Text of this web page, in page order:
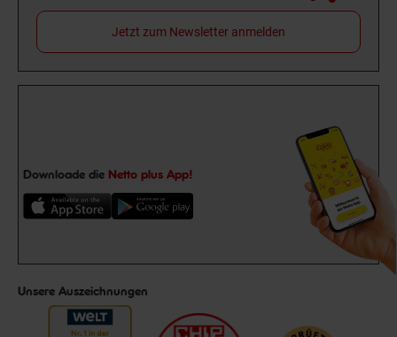
Jetzt zum Newsletter anmelden
Downloade die Netto plus App!
Unsere Auszeichnungen